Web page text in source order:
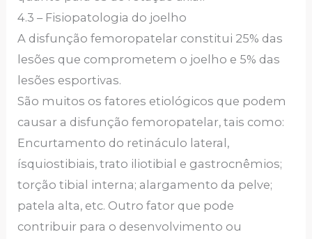
4.3 – Fisiopatologia do joelho
A disfunção femoropatelar constitui 25% das
lesões que comprometem o joelho e 5% das
lesões esportivas.
São muitos os fatores etiológicos que podem
causar a disfunção femoropatelar, tais como:
Encurtamento do retináculo lateral,
ísquiostibiais, trato iliotibial e gastrocnêmios;
torção tibial interna; alargamento da pelve;
patela alta, etc. Outro fator que pode
contribuir para o desenvolvimento ou